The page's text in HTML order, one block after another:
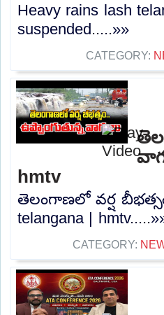
Heavy rains lash
suspended.....»»
CATEGORY:
hmtv
తెలంగాణలో వర్ష
telangana |
CATEGORY: